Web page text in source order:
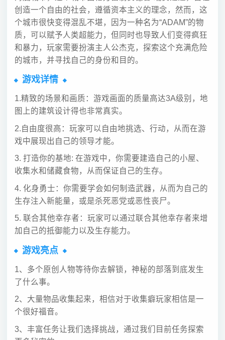
创造一个自由的社会，遵循资本主义的理念，然而，这
个城市很快变得混乱不堪，因为一种名为“ADAM”的物
质，可以赋予人类超能力，但同时也导致人们变得疯狂
和暴力，玩家需要扮演主人公杰克，探索这个充满危险
的城市，并寻找自己的身份和目的。
游戏详情
1.精致的场景和画质：游戏画面的质量高达3A级别，地
图上的建筑设计得也非常真实。
2.自由度很高：玩家可以自由地挑选、行动，从而在游
戏中展现出自己的领导才能。
3. 打造你的基地: 在游戏中，你需要建造自己的小屋、
收集水和储藏食物，从而保证自己的生存。
4. 化身勇士：你需要学会如何制造武器，从而为自己的
生存注入新能量，或是杀死恶党或恶性丧尸。
5. 联合其他幸存者：玩家可以通过联合其他幸存者来增
加自己的抵御能力以及生存能力。
游戏亮点
1、多个原创人物等待你去解锁，神秘的部落到底发生
了什么事。
2、大量物品收集起来，相信对于收集癖玩家相信是一
个很好福音。
3、丰富任务让我们选择挑战，通过我们目前任务探索